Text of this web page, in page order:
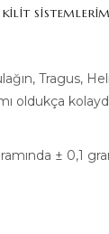
Tragus,
oldukça
± 0,1
KILIT